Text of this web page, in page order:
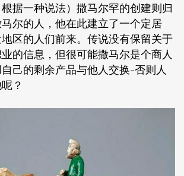
据一种说法）撒马尔罕的创建则归
尔的人，他在此建立了一个定居
区的人们前来。传说没有保留关于
的信息，但很可能撒马尔是个商人
己的剩余产品与他人交换-否则人
？